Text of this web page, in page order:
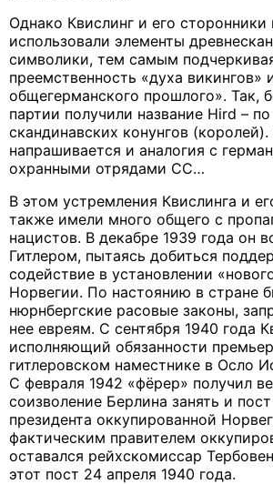
Однако Квислинг и его
использовали элементы
символики, тем самым
преемственность «духа викингов»
общегерманского прошлого». Так,
партии получили название Hird –
скандинавских конунгов
напрашивается и аналогия с
охранными отрядами СС…
В этом устремления Квислинга и
также имели много общего с
нацистов. В декабре 1939 года он
Гитлером, пытаясь добиться
содействие в установлении
Норвегии. По настоянию в стране
нюрнбергские расовые законы,
нее евреям. С сентября 1940 года
исполняющий обязанности
гитлеровском наместнике в Осло
С февраля 1942 «фёрер» получил
соизволение Берлина занять и
президента оккупированной
фактическим правителем
оставался рейхскомиссар
этот пост 24 апреля 1940 года.